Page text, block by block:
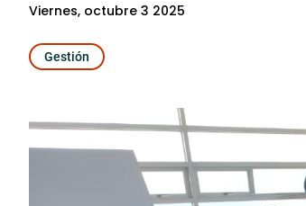
viernes, octubre 3 2025
Gestión